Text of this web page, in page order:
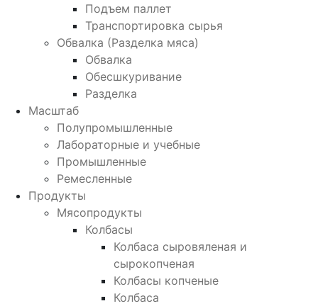
Подъем паллет
Транспортировка сырья
Обвалка (Разделка мяса)
Обвалка
Обесшкуривание
Разделка
Масштаб
Полупромышленные
Лабораторные и учебные
Промышленные
Ремесленные
Продукты
Мясопродукты
Колбасы
Колбаса сыровяленая и
сырокопченая
Колбасы копченые
Колбаса